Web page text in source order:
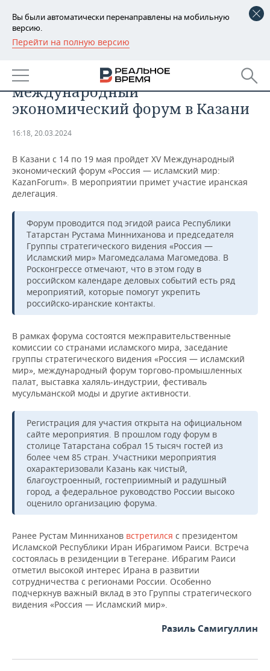
Вы были автоматически перенаправлены на мобильную
версию.
Перейти на полную версию
РЕГИОНЫ
БАШКОРТОСТАН
ТАТАРСТАН
НОВОСТИ
АНАЛИТИКА
ДЕКЛАРАЦИИ О ДОХОДАХ
КОРОЛИ ГОСЗАКАЗА ПФО
ВУЗЫ ТАТАРСТАНА
КОМУ ПРИНАДЛЕЖАТ
ТОРГОВЫЕ ЦЕНТРЫ
ТАТАРСТАНА
НОВОСТИ ЭКОНОМИКИ
ФИНАНСЫ
БАНКИ
БЮДЖЕТ
ИНВЕСТИЦИИ
ПРОМЫШЛЕННОСТЬ
НОВОСТИ
ПРОМЫШЛЕННОСТИ
АГРОПРОМ
МАШИНОСТРОЕНИЕ
НЕФТЕХИМИЯ
НЕФТЬ
ЭНЕРГЕТИКА
НЕДВИЖИМОСТЬ
НОВОСТИ НЕДВИЖИМОСТИ
АВТО
НОВОСТИ АВТО
БИЗНЕС
НОВОСТИ БИЗНЕСА
РОЗНИЧНАЯ ТОРГОВЛЯ
УСЛУГИ
ТЕХНОЛОГИИ
НОВОСТИ ТЕХНОЛОГИЙ
МЕДИА
ТЕЛЕКОММУНИКАЦИИ
МЕРОПРИЯТИЯ
ВЫЕЗДНАЯ РЕДАКЦИЯ
БИЗНЕС-БРАНЧИ
ОТКРЫТАЯ ЛЕКЦИЯ
НОВОСТИ СПОРТА
ФУТБОЛ
БАСКЕТБОЛ
ВОЛЕЙБОЛ
КИБЕРСПОРТ
ФИГУРНОЕ КАТАНИЕ
ВОДНЫЕ ВИДЫ СПОРТА
ХОККЕЙ С МЯЧОМ
ОБЩЕСТВО
НОВОСТИ ОБЩЕСТВА
ИНФРАСТРУКТУРА
ИСТОРИЯ
КУЛЬТУРА
МЕДИЦИНА
ОБРАЗОВАНИЕ
ПРОИСШЕСТВИЯ
ФОТОГАЛЕРЕЯ
СПРАВОЧНИК
СПИСОК ПЕРСОН
СПИСОК КОМПАНИЙ
ПОЛНАЯ ВЕРСИЯ
Иранская делегация посетит
международный
экономический форум в Казани
16:18, 20.03.2024
В Казани с 14 по 19 мая пройдет XV Международный
экономический форум «Россия — исламский мир:
KazanForum». В мероприятии примет участие иранская
делегация.
Форум проводится под эгидой раиса Республики
Татарстан Рустама Минниханова и председателя
Группы стратегического видения «Россия —
Исламский мир» Магомедсалама Магомедова. В
Росконгрессе отмечают, что в этом году в
российском календаре деловых событий есть ряд
мероприятий, которые помогут укрепить
российско-иранские контакты.
В рамках форума состоятся межправительственные
комиссии со странами исламского мира, заседание
группы стратегического видения «Россия — исламский
мир», международный форум торгово-промышленных
палат, выставка халяль-индустрии, фестиваль
мусульманской моды и другие активности.
Регистрация для участия открыта на официальном
сайте мероприятия. В прошлом году форум в
столице Татарстана собрал 15 тысяч гостей из
более чем 85 стран. Участники мероприятия
охарактеризовали Казань как чистый,
благоустроенный, гостеприимный и радушный
город, а федеральное руководство России высоко
оценило организацию форума.
Ранее Рустам Минниханов встретился с президентом
Исламской Республики Иран Ибрагимом Раиси. Встреча
состоялась в резиденции в Тегеране. Ибрагим Раиси
отметил высокой интерес Ирана в развитии
сотрудничества с регионами России. Особенно
подчеркнув важный вклад в это Группы стратегического
видения «Россия — Исламский мир».
Разиль Самигуллин